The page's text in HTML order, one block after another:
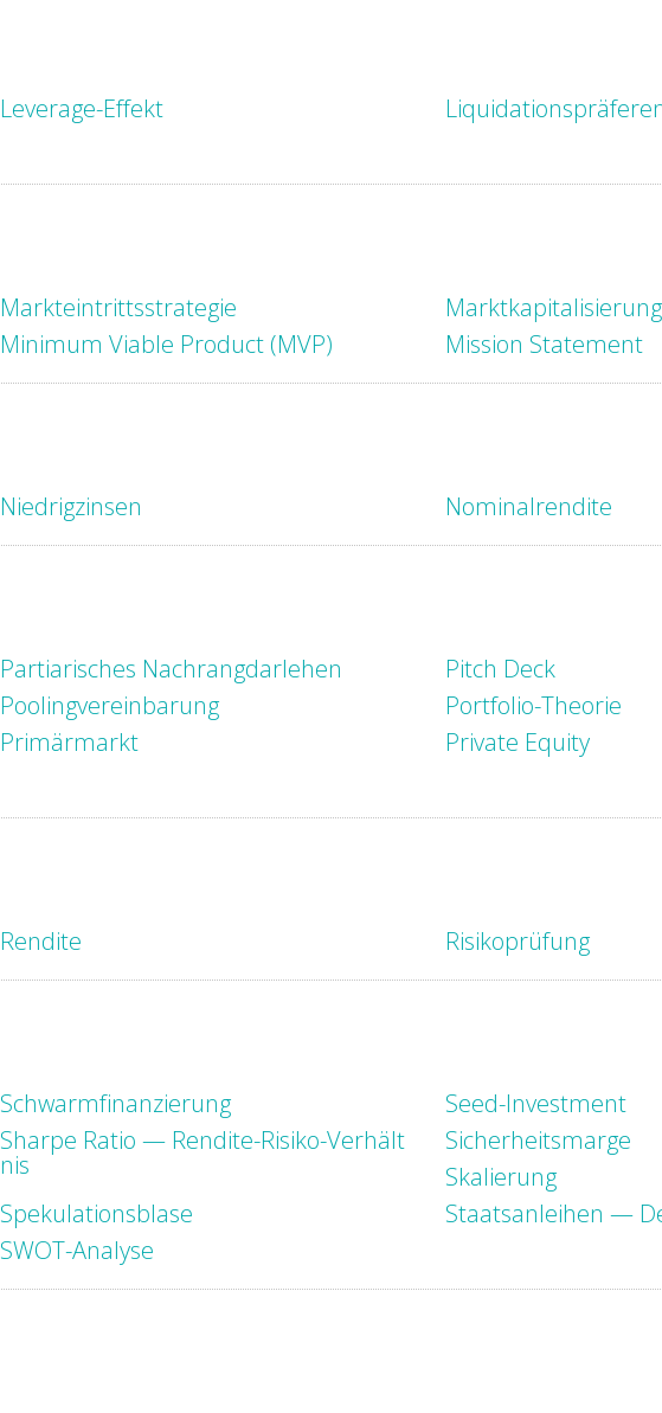
Leverage-Effekt
Markteintrittsstrategie
Minimum Viable Product (MVP) Mission Statement
Niedrigzinsen Nominalrendite
Partiarisches Nachrangdarlehen
Pitch Deck
Poolingvereinbarung
Portfolio-Theorie
Primärmarkt
Private Equity
Rendite Risikoprüfung
Schwarmfinanzierung
Seed-Investment
Sharpe Ratio — Rendite-Risiko-Verhält
nis
Sicherheitsmarge
Skalierung
Spekulationsblase
Staatsanleihen —
SWOT-Analyse